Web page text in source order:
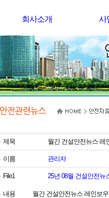
회사소개 사
제목 월간 건설안전뉴스 레
이름 관리자
File1 25년 08월 건설안전뉴
내용 월간 건설안전뉴스 레인보